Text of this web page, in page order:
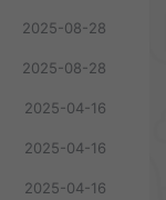
2025-08-28
2025-08-28
2025-04-16
2025-04-16
2025-04-16